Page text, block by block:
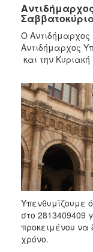
2022
2021
2020
2018
2017
2016
2015
2012
2011
2010
2006
Ο Αντιδήμαρχος
Αντιδήμαρχος
και την
Υπενθυμίζουμε
στο 2813409409
προκειμένου να
χρόνο.